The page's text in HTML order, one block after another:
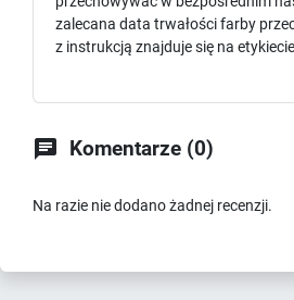
zalecana data trwałości farby
z instrukcją znajduje się na
 Komentarze (0)
Na razie nie dodano żadnej recenzji.